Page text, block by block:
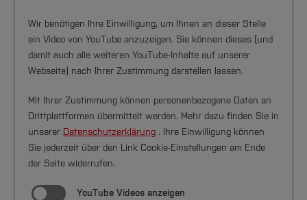
Wir benötigen Ihre Einwilligung, um Ihnen an dieser Stelle
ein Video von YouTube anzuzeigen. Sie können dieses (und
damit auch alle weiteren YouTube-Inhalte auf unserer
Webseite) nach Ihrer Zustimmung darstellen lassen.
Mit Ihrer Zustimmung können personenbezogene Daten an
Drittplattformen übermittelt werden. Mehr dazu finden Sie in
unserer Datenschutzerklärung . Ihre Einwilligung können
Sie jederzeit über den Link Cookie-Einstellungen am Ende
der Seite widerrufen.
YouTube Videos anzeigen